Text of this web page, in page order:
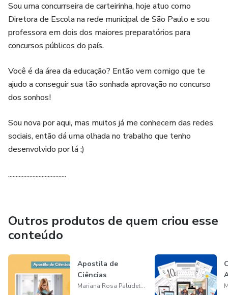
Escrito por especialistas em produtividade e preparação
para concursos, com insights valiosos para quem enfrenta
desafios de procrastinação.
Abordagem prática e direta, com estratégias aplicáveis
imediatamente ao seu cotidiano de estudos.
procrastinação e alcançaram sucesso em suas provas.
Formato digital conveniente para acesso instantâneo em
qualquer dispositivo, a qualquer hora.
Sou uma concurrseira de carteirinha, hoje atuo como
Diretora de Escola na rede municipal de São Paulo e sou
professora em dois dos maiores preparatórios para
concursos públicos do país.
Você é da área da educação? Então vem comigo que te
ajudo a conseguir sua tão sonhada aprovação no concurso
dos sonhos!
Sou nova por aqui, mas muitos já me conhecem das redes
sociais, então dá uma olhada no trabalho que tenho
desenvolvido por lá ;)
......................................
Outros produtos de quem criou esse
conteúdo
Apostila de
Ciências
Mariana Rosa Paludetto de Andrade